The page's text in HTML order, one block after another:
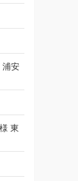
安
東